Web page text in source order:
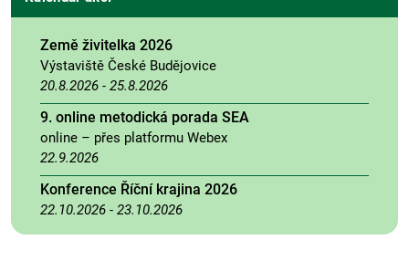
Země živitelka 2026
Výstaviště České Budějovice
20.8.2026 - 25.8.2026
9. online metodická porada SEA
online – přes platformu Webex
22.9.2026
Konference Říční krajina 2026
22.10.2026 - 23.10.2026